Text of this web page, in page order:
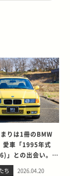
りは1冊のBMW
愛車「1995年式
」との出会い。そ
る
ち 2026.04.20